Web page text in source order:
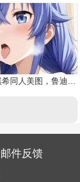
无职转生洛琪希同人美图，鲁迪的二老婆
邮件反馈